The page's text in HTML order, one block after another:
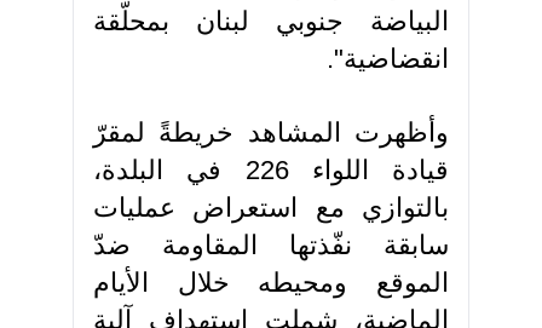
البياضة جنوبي لبنان بمحلّقة
انقضاضية".
وأظهرت المشاهد خريطةً لمقرّ
قيادة اللواء 226 في البلدة،
بالتوازي مع استعراض عمليات
سابقة نفّذتها المقاومة ضدّ
الموقع ومحيطه خلال الأيام
الماضية، شملت استهداف آلية